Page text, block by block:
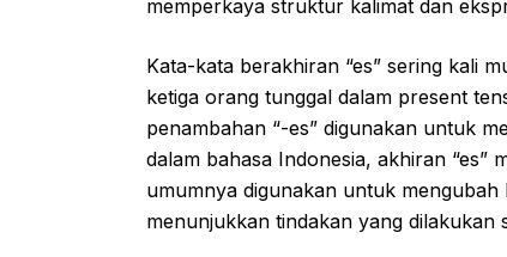
memperkaya struktur kalimat dan
Kata-kata berakhiran “es” sering kali
ketiga orang tunggal dalam present
penambahan “-es” digunakan untuk
dalam bahasa Indonesia, akhiran “es”
umumnya digunakan untuk
menunjukkan tindakan yang